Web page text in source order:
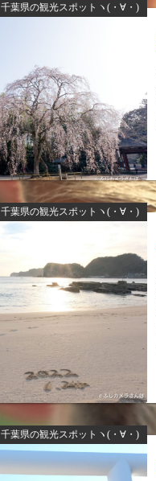
千葉県の観光スポットヽ(・∀・)
千葉県の観光スポットヽ(・∀・)
千葉県の観光スポットヽ(・∀・)